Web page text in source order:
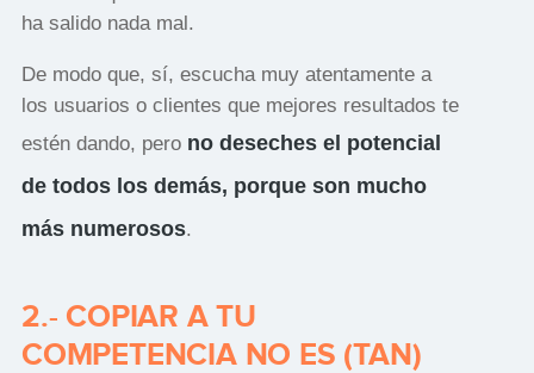
ha salido nada mal.
De modo que, sí, escucha muy atentamente a
los usuarios o clientes que mejores resultados te
estén dando, pero no deseches el potencial
de todos los demás, porque son mucho
más numerosos.
2.- COPIAR A TU
COMPETENCIA NO ES (TAN)